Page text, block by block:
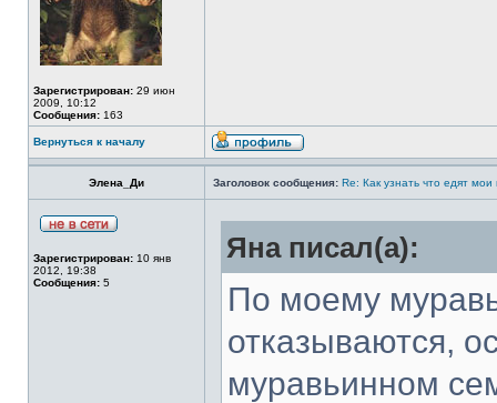
Зарегистрирован: 29 июн
2009, 10:12
Сообщения: 163
Вернуться к началу
Элена_Ди Заголовок сообщения: Re: Как узнать что едят мои
Зарегистрирован: 10 янв
2012, 19:38
Сообщения: 5
Яна писал(а):
По моему
отказываются,
муравьинном